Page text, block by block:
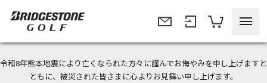
令和8年熊本地震により亡くなられた方々に謹んでお悔やみを申し上げますと
ともに、被災された皆さまに心よりお見舞い申し上げます。
今なら新規会員登録で1,000円OFFクーポンプレゼント！